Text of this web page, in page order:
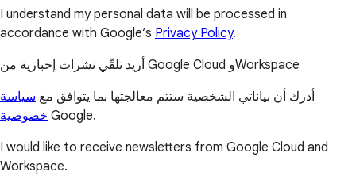
I understand my personal data will be processed in
accordance with Google’s Privacy Policy.
أريد تلقّي نشرات إخبارية من Google Cloud وWorkspace
أدرك أن بياناتي الشخصية ستتم معالجتها بما يتوافق مع سياسة
خصوصية Google.
I would like to receive newsletters from Google Cloud and
Workspace.